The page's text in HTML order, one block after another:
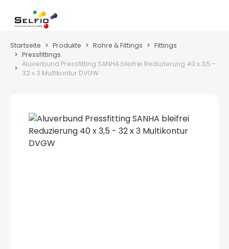
Zum Hauptinhalt springen
Startseite Produkte Rohre & Fittings
Fittings
Pressfittings
Aluverbund Pressfitting SANHA bleifrei Reduzierung 40 x 3,5 -
32 x 3 Multikontur DVGW